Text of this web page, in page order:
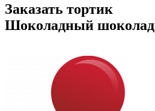
Заказать тортик
Шоколадный шоколад